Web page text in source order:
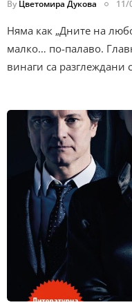
By Цветомира Дукова 11/
Няма как „Дните на
малко… по-палаво.
винаги са